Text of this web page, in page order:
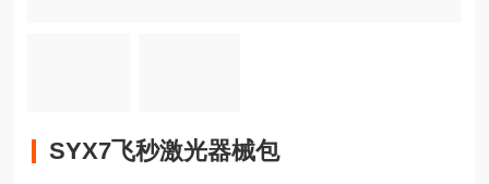
SYX7飞秒激光器械包